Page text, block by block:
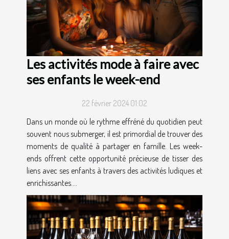
Les activités mode à faire avec
ses enfants le week-end
22 février 2024 01:02
Dans un monde où le rythme effréné du quotidien peut
souvent nous submerger, il est primordial de trouver des
moments de qualité à partager en famille. Les week-
ends offrent cette opportunité précieuse de tisser des
liens avec ses enfants à travers des activités ludiques et
enrichissantes....